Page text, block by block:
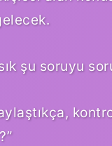
şu soruyu